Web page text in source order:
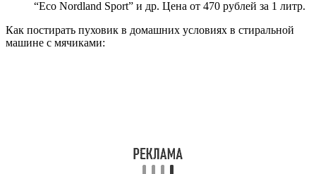
“Eco Nordland Sport” и др. Цена от 470 рублей за 1 литр.
Как постирать пуховик в домашних условиях в стиральной
машине с мячиками: